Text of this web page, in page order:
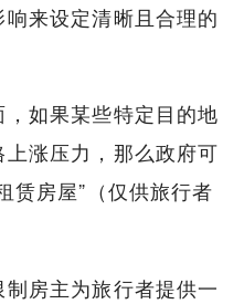
来设定清晰且合理的
如果某些特定目的地
涨压力，那么政府可
赁房屋”（仅供旅行者
房主为旅行者提供一